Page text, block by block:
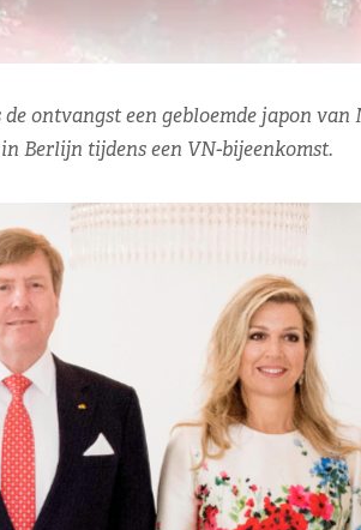
ontvangst een gebloemde japon van
in Berlijn tijdens een VN-bijeenkomst.